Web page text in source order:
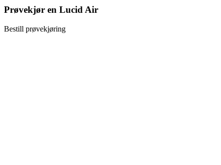
Prøvekjør en Lucid Air
Bestill prøvekjøring